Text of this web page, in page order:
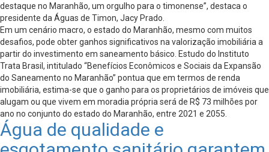
destaque no Maranhão, um orgulho para o timonense”, destaca o
presidente da Águas de Timon, Jacy Prado.
Em um cenário macro, o estado do Maranhão, mesmo com muitos
desafios, pode obter ganhos significativos na valorização imobiliária a
partir do investimento em saneamento básico. Estudo do Instituto
Trata Brasil, intitulado “Benefícios Econômicos e Sociais da Expansão
do Saneamento no Maranhão” pontua que em termos de renda
imobiliária, estima-se que o ganho para os proprietários de imóveis que
alugam ou que vivem em moradia própria será de R$ 73 milhões por
ano no conjunto do estado do Maranhão, entre 2021 e 2055.
Água de qualidade e